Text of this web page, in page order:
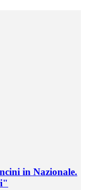
in Nazionale.